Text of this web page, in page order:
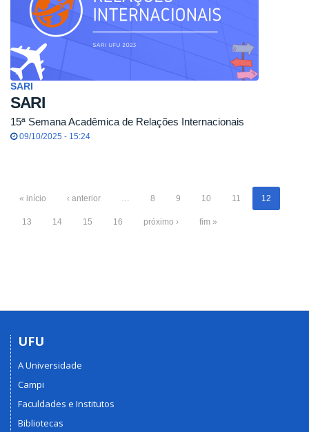
SARI
SARI
15ª Semana Acadêmica de Relações Internacionais
09/10/2025 - 15:24
« início ‹ anterior … 8 9 10 11 12
13 14 15 16 próximo › fim »
UFU
A Universidade
Campi
Faculdades e Institutos
Bibliotecas